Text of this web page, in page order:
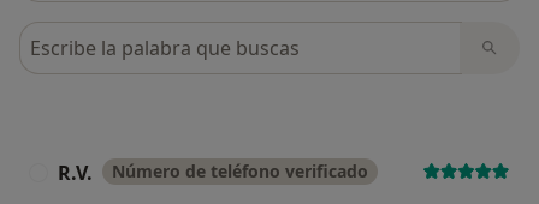
Busca en opiniones
R.V. Número de teléfono verificado